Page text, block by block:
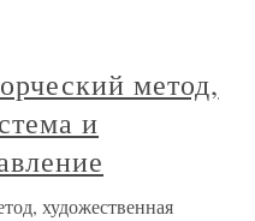
метод,
и
художественная